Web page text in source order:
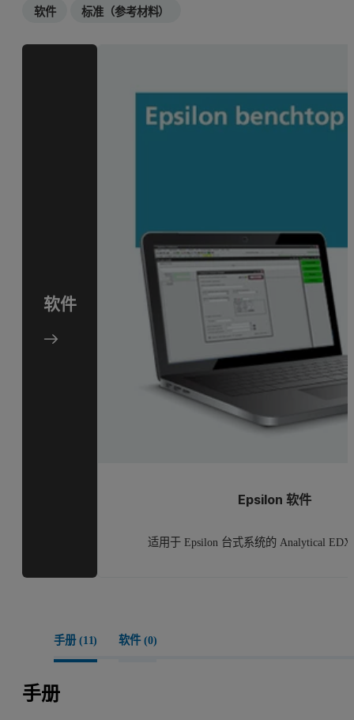
软件 标准（参考材料）
软件
Epsilon 软件
适用于 Epsilon 台式系统的 Analytical
手册 (11) 软件 (0)
手册